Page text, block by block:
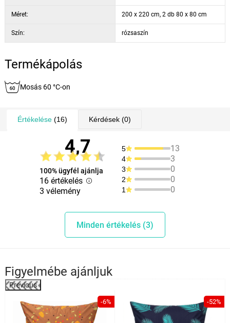
Méret: 200 x 220 cm, 2 db 80 x 80 cm
Szín: rózsaszín
Termékápolás
Mosás 60 °C-on
Értékelése(16) Kérdések(0)
4,7
100% ügyfél ajánlja
16 értékelés
3 vélemény
5 13
4 3
3 0
2 0
1 0
Minden értékelés (3)
Figyelmébe ajánljuk
Previous
-6% -52%